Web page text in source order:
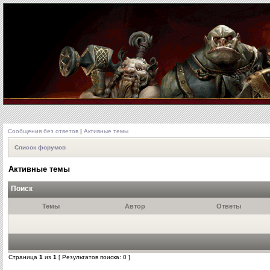
Сообщения без ответов | Активные темы
Список форумов
Активные темы
Поиск
Темы Автор Ответы
Страница 1 из 1 [ Результатов поиска: 0 ]